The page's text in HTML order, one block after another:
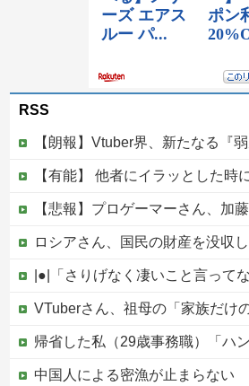
RSS
【朗報】Vtuber界、新たなる『弱男の姫』が
【有能】 他者にイラッとした時に『これ』思うと
【悲報】プロゲーマーさん、加藤純一信者を怒らせてしまっ
ロシアさん、国民の財産を没収
|●|「さりげなく凄いこと言ってない？」と財務官僚の増上慢っぷりに衝撃を受
VTuberさん、祖母の「家族だけの一日葬」
帰省した私（29歳事務職）「ハンバーグ食べたい」→オカン「ハンバーグに唐揚げサラダと手作りコーンスープ添えたで！」なぜ実家の母親は子
中国人による密漁が止まらない